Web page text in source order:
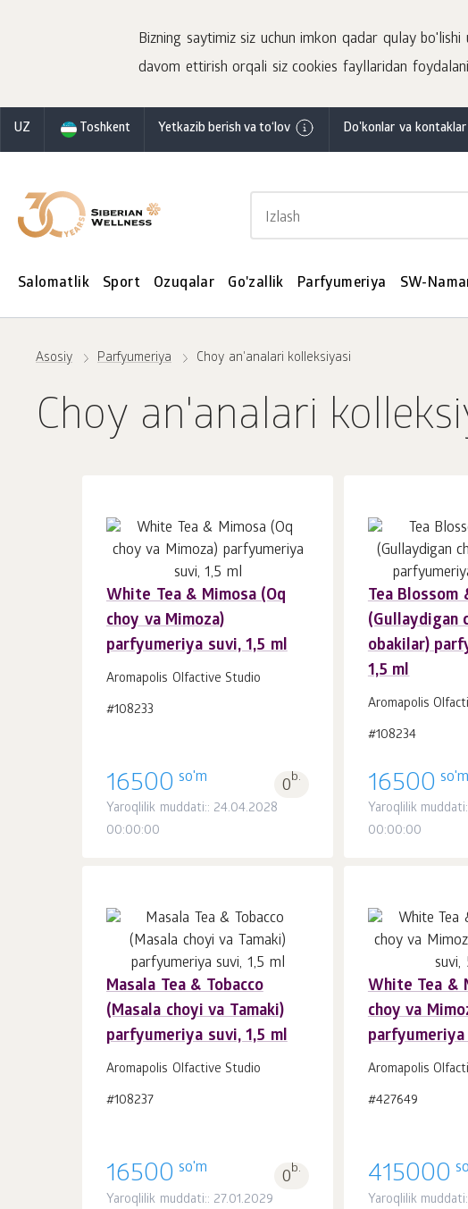
Bizning saytimiz siz uchun imkon qadar qulay
davom ettirish orqali siz cookies fayllaridan
UZ Toshkent Yetkazib berish va to‘lov Do'konlar va kontaklar
Salomatlik Sport Ozuqalar Go'zallik Parfyumeriya SW-
Asosiy Parfyumeriya Choy an'analari kolleksiyasi
Choy an'analari
White Tea & Mimosa (Oq
choy va Mimoza)
parfyumeriya suvi, 1,5 ml
Aromapolis Olfactive Studio
#108233
16500 so'm 0b.
Yaroqlilik muddati:: 24.04.2028
00:00:00
Savatchaga
1
Tea Blossom
(Gullaydigan
obakilar)
1,5 ml
Aromapolis
#108234
16500 so'm
Yaroqlilik
00:00:00
1
Masala Tea & Tobacco
(Masala choyi va Tamaki)
parfyumeriya suvi, 1,5 ml
Aromapolis Olfactive Studio
#108237
16500 so'm 0b.
Yaroqlilik muddati:: 27.01.2029
Savatchaga
1
dona.
White Tea &
choy va
Aromapolis
#427649
415000
Yaroqlilik
1